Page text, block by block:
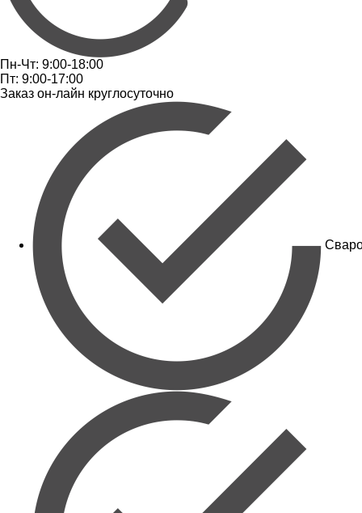
Пн-Чт: 9:00-18:00
Пт: 9:00-17:00
Заказ он-лайн круглосуточно